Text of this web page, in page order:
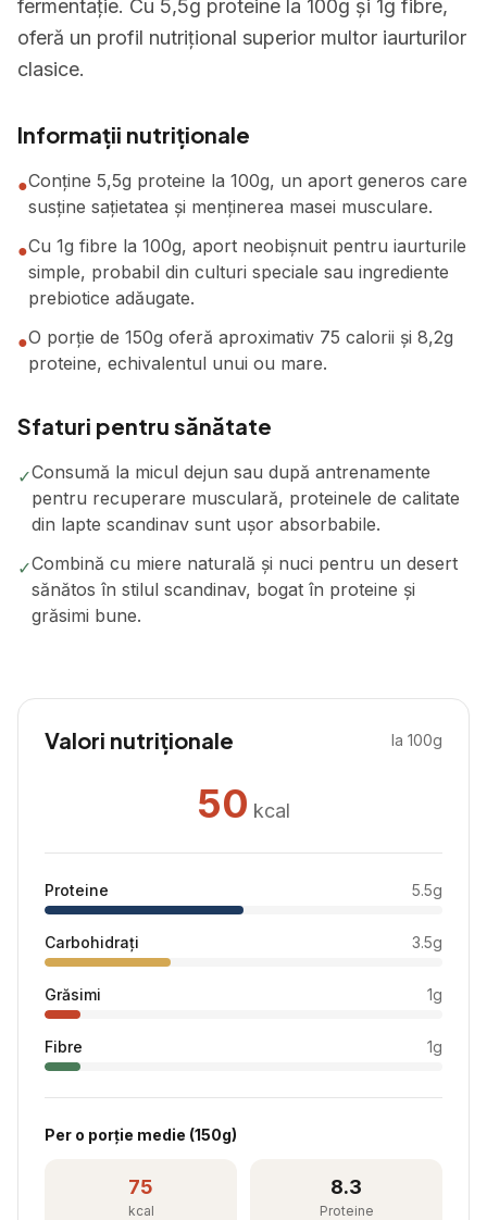
fermentație. Cu 5,5g proteine la 100g și 1g fibre,
oferă un profil nutrițional superior multor iaurturilor
clasice.
Informații nutriționale
●Conține 5,5g proteine la 100g, un aport generos care
susține sațietatea și menținerea masei musculare.
●Cu 1g fibre la 100g, aport neobișnuit pentru iaurturile
simple, probabil din culturi speciale sau ingrediente
prebiotice adăugate.
●O porție de 150g oferă aproximativ 75 calorii și 8,2g
proteine, echivalentul unui ou mare.
Sfaturi pentru sănătate
✓Consumă la micul dejun sau după antrenamente
pentru recuperare musculară, proteinele de calitate
din lapte scandinav sunt ușor absorbabile.
✓Combină cu miere naturală și nuci pentru un desert
sănătos în stilul scandinav, bogat în proteine și
grăsimi bune.
Valori nutriționale la 100g
50 kcal
Proteine 5.5g
Carbohidrați 3.5g
Grăsimi 1g
Fibre 1g
Per o porție medie (150g)
75
kcal
8.3
Proteine